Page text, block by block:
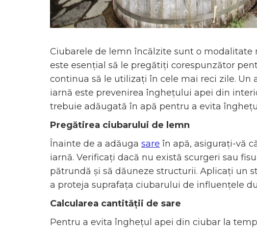
Ciubarele de lemn încălzite sunt o
este esențial să le pregătiți corespunzător
continua să le utilizați în cele mai reci zile.
iarnă este prevenirea înghețului apei din
trebuie adăugată în apă pentru a evita
Pregătirea ciubarului de lemn
Înainte de a adăuga sare în apă, asigurați-vă
iarnă. Verificați dacă nu există scurgeri sau
pătrundă și să dăuneze structurii. Aplicați un
a proteja suprafața ciubarului de influențele
Calcularea cantității de sare
Pentru a evita înghețul apei din ciubar la